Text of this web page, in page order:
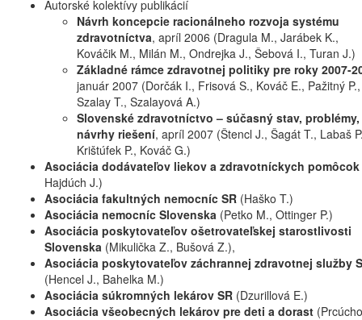
Autorské kolektívy publikácií
Návrh koncepcie racionálneho rozvoja systému
zdravotníctva, apríl 2006 (Dragula M., Jarábek K.,
Kováčik M., Milán M., Ondrejka J., Šebová I., Turan J.)
Základné rámce zdravotnej politiky pre roky 2007-
január 2007 (Dorčák I., Frisová S., Kováč E., Pažitný P.,
Szalay T., Szalayová A.)
Slovenské zdravotníctvo – súčasný stav, problémy,
návrhy riešení, apríl 2007 (Štencl J., Šagát T., Labaš
Krištúfek P., Kováč G.)
Asociácia dodávateľov liekov a zdravotníckych pomôcok
Hajdúch J.)
Asociácia fakultných nemocníc SR (Haško T.)
Asociácia nemocníc Slovenska (Petko M., Ottinger P.)
Asociácia poskytovateľov ošetrovateľskej starostlivosti
Slovenska (Mikulička Z., Bušová Z.),
Asociácia poskytovateľov záchrannej zdravotnej služby
(Hencel J., Bahelka M.)
Asociácia súkromných lekárov SR (Dzurillová E.)
Asociácia všeobecných lekárov pre deti a dorast